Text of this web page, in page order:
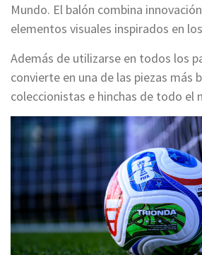
Mundo. El balón combina
elementos visuales inspirados en
Además de utilizarse en todos los
convierte en una de las piezas más
coleccionistas e hinchas de todo el